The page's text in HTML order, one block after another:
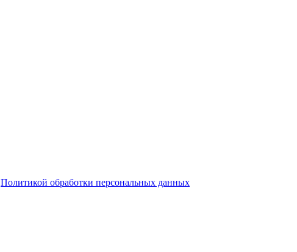
Политикой обработки персональных данных